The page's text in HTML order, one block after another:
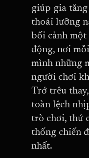
giúp gia tăng
thoái lưỡng
bối cảnh một
động, nơi
mình những
người chơi
Trớ trêu
toàn lệch
trò chơi, thứ
thống chiến
nhất.